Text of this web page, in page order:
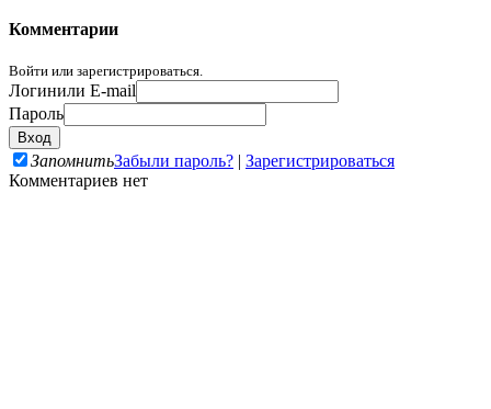
Комментарии
Войти или зарегистрироваться.
Логинили E-mail
Пароль
ЗапомнитьЗабыли пароль? | Зарегистрироваться
Комментариев нет